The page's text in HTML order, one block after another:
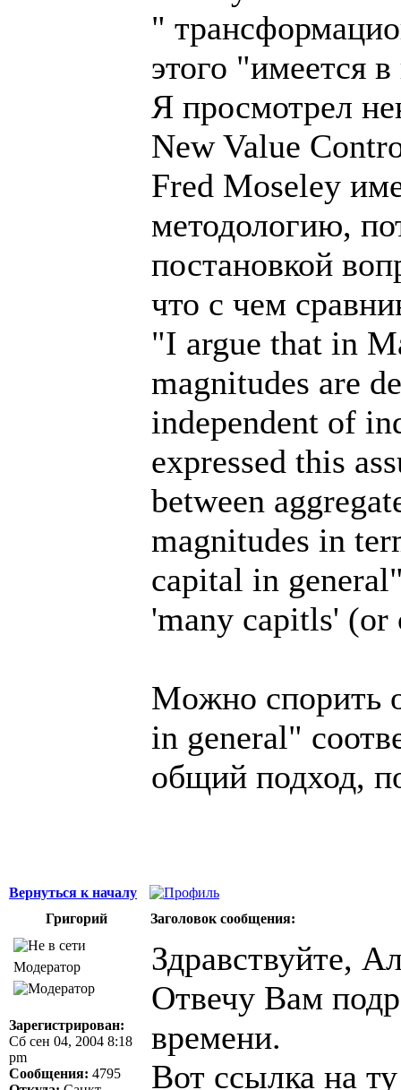
"
этого "имеется
Я просмотрел
New Value
Fred Moseley
методологию,
постановкой
что с чем
"I argue that in
magnitudes are
independent of
expressed this
between
magnitudes in
capital in
'many capitls'
Moжно спорить
in general"
общий подход,
Вернуться к началу
Григорий
Заголовок сообщения:
Модератор
Зарегистрирован:
Сб сен 04, 2004 8:18
pm
Сообщения: 4795
Здравствуйте,
Отвечу Вам
времени.
Вот ссылка на